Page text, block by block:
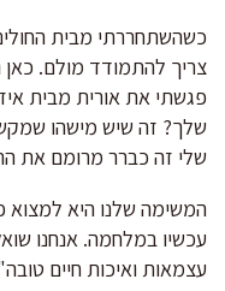
כשהשתחררתי מבית
פגשתי את אורית מבית
שלך? זה שיש מישהו
שלי זה כברר מרומם את
המשימה שלנו היא למצוא
עכשיו במלחמה. אנחנו
עצמאות ואיכות חיים